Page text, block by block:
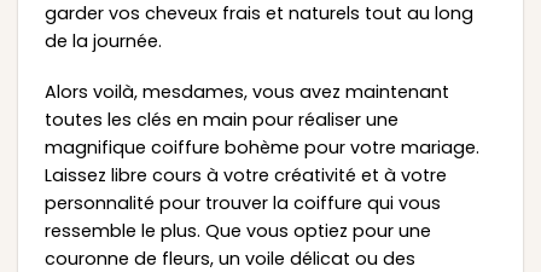
garder vos cheveux frais et naturels tout au long
de la journée.
Alors voilà, mesdames, vous avez maintenant
toutes les clés en main pour réaliser une
magnifique coiffure bohème pour votre mariage.
Laissez libre cours à votre créativité et à votre
personnalité pour trouver la coiffure qui vous
ressemble le plus. Que vous optiez pour une
couronne de fleurs, un voile délicat ou des